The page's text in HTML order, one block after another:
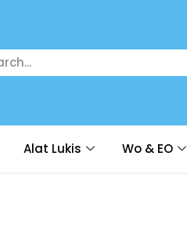
Alat Lukis Wo & EO